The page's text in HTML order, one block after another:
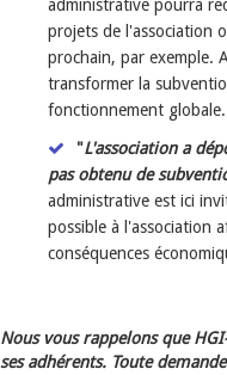
administrative pourra
projets de l'association
prochain, par exemple.
transformer la
fonctionnement globale.
"L'association a
pas obtenu de
administrative est ici
possible à l'association
conséquences
Nous vous rappelons que
ses adhérents. Toute